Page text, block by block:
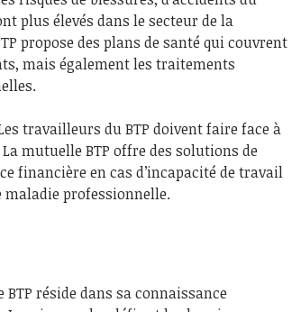
plus élevés dans le secteur de la
propose des plans de santé qui couvrent
mais également les traitements
travailleurs du BTP doivent faire face à
mutuelle BTP offre des solutions de
financière en cas d’incapacité de travail
professionnelle.
réside dans sa connaissance